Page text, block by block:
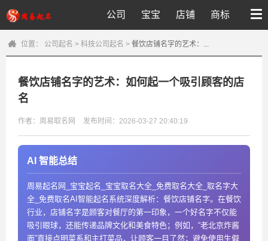
公司 宝宝 店铺 商标
位置： 公司起名 > 科技公司起名 > 餐饮店铺名字的艺术：...
餐饮店铺名字的艺术：如何起一个吸引顾客的店
名
作者：周易取名网 发布时间：2026-03-27 20:40:19
AI 智能总结
周易起名网_宝宝起名_宝宝取名大全_免费取名大全_取名字大
全_免费取名AI智能起名系统深度解析：餐饮店铺名字。在餐饮
行业，店铺名字是顾客对餐厅的第一印象，一个好名字不仅能
吸引眼球，还能传递品牌文化和美食特色；例如，“老北京炸酱
面”直接点明菜系和主打菜品，让顾客一目了然；避免使用生僻